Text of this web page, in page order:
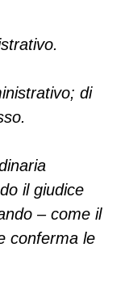
di
il giudice
– come il
conferma le